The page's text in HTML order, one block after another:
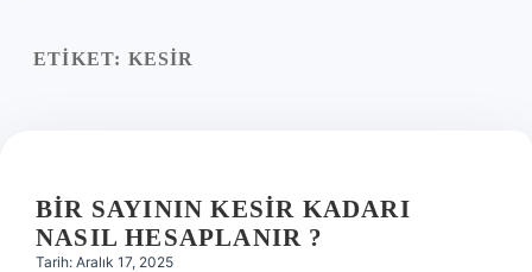
Yasal Uyarı
ETIKET: KESIR
BIR SAYININ KESIR KADARI
NASIL HESAPLANIR ?
Tarih: Aralık 17, 2025